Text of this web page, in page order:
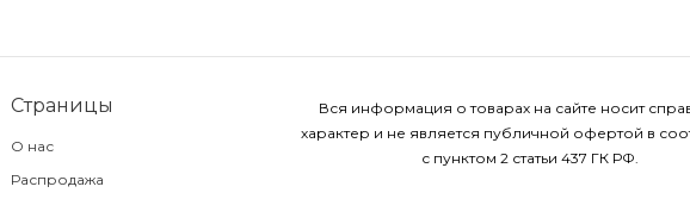
Страницы
О нас
Распродажа
Вся информация о товарах на сайте носит
характер и не является публичной офертой в
с пунктом 2 статьи 437 ГК РФ.